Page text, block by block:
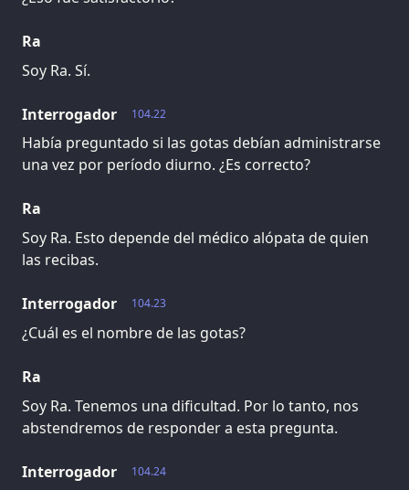
Ra
Soy Ra. Sí.
104.22
Interrogador
Había preguntado si las gotas debían administrarse
una vez por período diurno. ¿Es correcto?
Ra
Soy Ra. Esto depende del médico alópata de quien
las recibas.
104.23
Interrogador
¿Cuál es el nombre de las gotas?
Ra
Soy Ra. Tenemos una dificultad. Por lo tanto, nos
abstendremos de responder a esta pregunta.
104.24
Interrogador